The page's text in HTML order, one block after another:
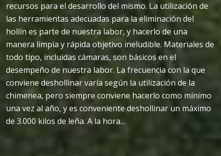
recursos para el desarrollo del mismo. La utilización de
las herramientas adecuadas para la eliminación del
hollín es parte de nuestra labor, y hacerlo de una
manera limpia y rápida objetivo ineludible. Materiales de
todo tipo, incluidas cámaras, son básicos en el
desempeño de nuestra labor. La frecuencia con la que
conviene deshollinar varía según la utilización de la
chimenea, pero siempre conviene hacerlo como mínimo
una vez al año, y es conveniente deshollinar un máximo
de 3.000 kilos de leña. A la hora…